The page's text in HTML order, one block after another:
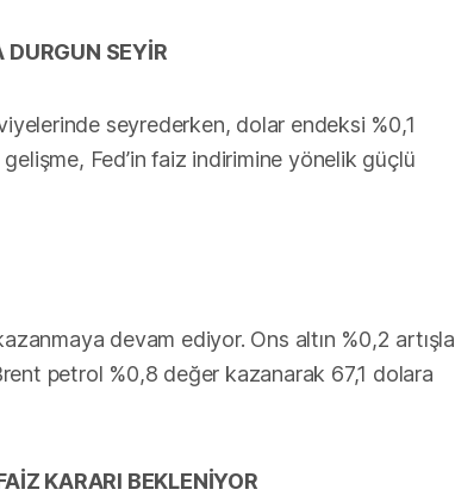
SEYİR
seyrederken, dolar endeksi %0,1
Fed’in faiz indirimine yönelik güçlü
devam ediyor. Ons altın %0,2 artışla
petrol %0,8 değer kazanarak 67,1 dolara
KARARI BEKLENİYOR